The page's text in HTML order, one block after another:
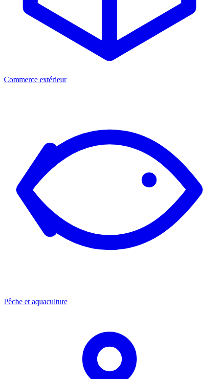
Commerce extérieur
Pêche et aquaculture